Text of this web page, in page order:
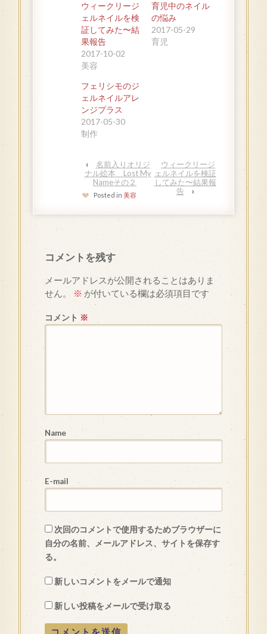
ウィークリージ
ェルネイルを検
証してみた〜結
果報告
2017-10-02
美容
育児中のネイル
の悩み
2017-05-29
育児
フェリシモのジ
ェルネイルアレ
ンジプラス
2017-05-30
制作
‹
名前入りオリジ
ナル絵本 Lost My
Nameその２
ウィークリージ
ェルネイルを検証
してみた〜結果報
告
›
Posted in 美容
コメントを残す
メールアドレスが公開されることはありま
せん。
※が付いている欄は必須項目です
コメント ※
Name
E-mail
次回のコメントで使用するためブラウザーに
自分の名前、メールアドレス、サイトを保存す
る。
新しいコメントをメールで通知
新しい投稿をメールで受け取る